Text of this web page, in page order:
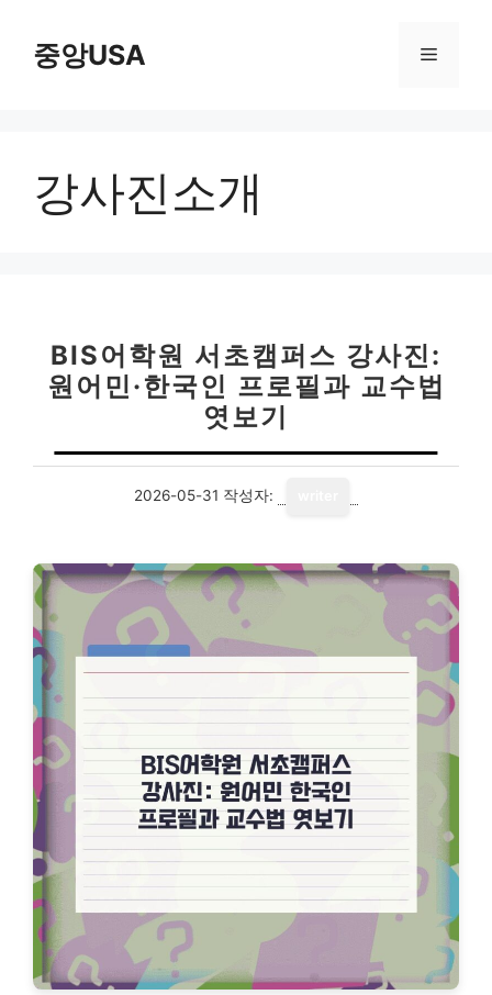
중앙USA 메
강사진소개
BIS어학원 서초캠퍼스 강사진:
원어민·한국인 프로필과 교수법
엿보기
2026-05-31 작성자: